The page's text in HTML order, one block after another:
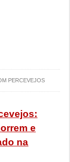
PERCEVEJOS
e
na